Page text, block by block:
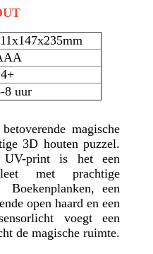
8 uur
magische
3D houten puzzel.
UV-print is het een
met prachtige
Boekenplanken, een
open haard en een
voegt een
de magische ruimte.